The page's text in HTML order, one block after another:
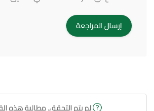
لم يتم التحقق. مطالبة هذه